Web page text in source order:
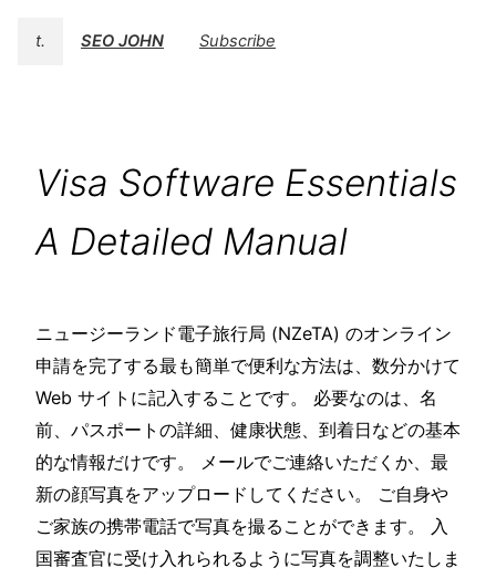
t. SEO JOHN Subscribe
Visa Software Essentials
A Detailed Manual
ニュージーランド電子旅行局 (NZeTA) のオンライン
申請を完了する最も簡単で便利な方法は、数分かけて
Web サイトに記入することです。 必要なのは、名
前、パスポートの詳細、健康状態、到着日などの基本
的な情報だけです。 メールでご連絡いただくか、最
新の顔写真をアップロードしてください。 ご自身や
ご家族の携帯電話で写真を撮ることができます。 入
国審査官に受け入れられるように写真を調整いたしま